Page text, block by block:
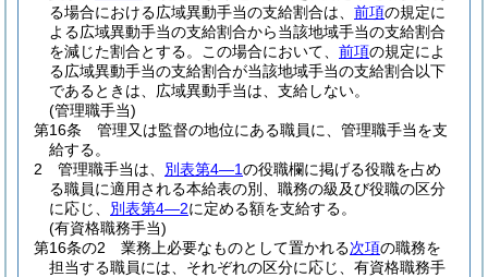
る場合における広域異動手当の支給割合は、 前項の規定に
よる広域異動手当の支給割合から当該地域手当の支給割合
を減じた割合とする。
この場合において、 前項の規定によ
る広域異動手当の支給割合が当該地域手当の支給割合以下
であるときは、広域異動手当は、支給しない。
(管理職手当)
第16条
管理又は監督の地位にある職員に、管理職手当を支
給する。
2
管理職手当は、 別表第4―1の役職欄に掲げる役職を占め
る職員に適用される本給表の別、職務の級及び役職の区分
に応じ、 別表第4―2に定める額を支給する。
(有資格職務手当)
第16条の2
業務上必要なものとして置かれる次項の職務を
担当する職員には、それぞれの区分に応じ、有資格職務手